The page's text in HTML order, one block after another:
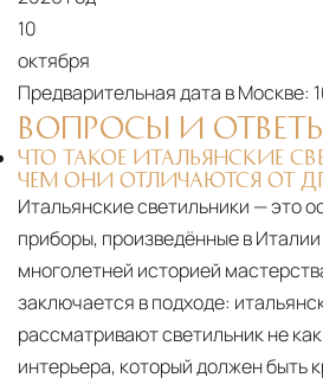
10
октября
Предварительная дата в Москве:
ВОПРОСЫ И
ЧТО ТАКОЕ ИТАЛЬЯНСКИЕ
ЧЕМ ОНИ ОТЛИЧАЮТСЯ ОТ
Итальянские светильники — это
приборы, произведённые в
многолетней историей
заключается в подходе:
рассматривают светильник не
интерьера, который должен быть